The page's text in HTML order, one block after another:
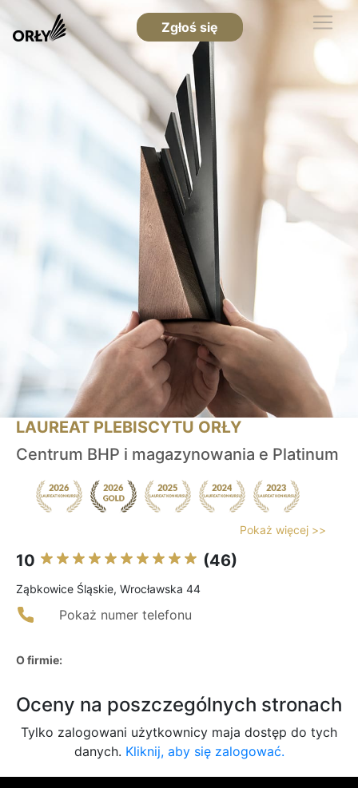
Zgłoś się
LAUREAT PLEBISCYTU ORŁY
Centrum BHP i magazynowania e Platinum
Pokaż więcej >>
10 (46)
Ząbkowice Śląskie, Wrocławska 44
Pokaż numer telefonu
O firmie:
Oceny na poszczególnych stronach
Tylko zalogowani użytkownicy maja dostęp do tych
danych. Kliknij, aby się zalogować.